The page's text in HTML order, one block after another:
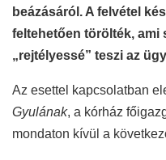
beázásáról. A felvétel
feltehetően törölték, ami
„rejtélyessé” teszi az
Az esettel kapcsolatban
Gyulának, a kórház
mondaton kívül a